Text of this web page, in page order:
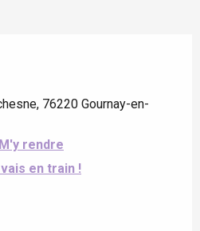
76220 Gournay-en-
M'y rendre
en train !